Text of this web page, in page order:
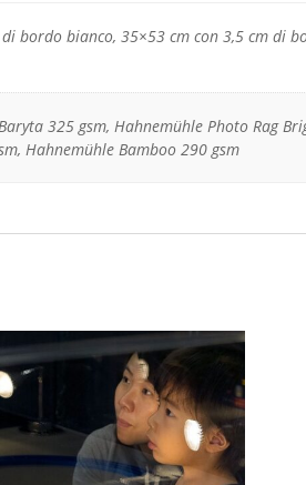
bordo bianco, 35×53 cm con 3,5 cm di
325 gsm, Hahnemühle Photo Rag
Hahnemühle Bamboo 290 gsm